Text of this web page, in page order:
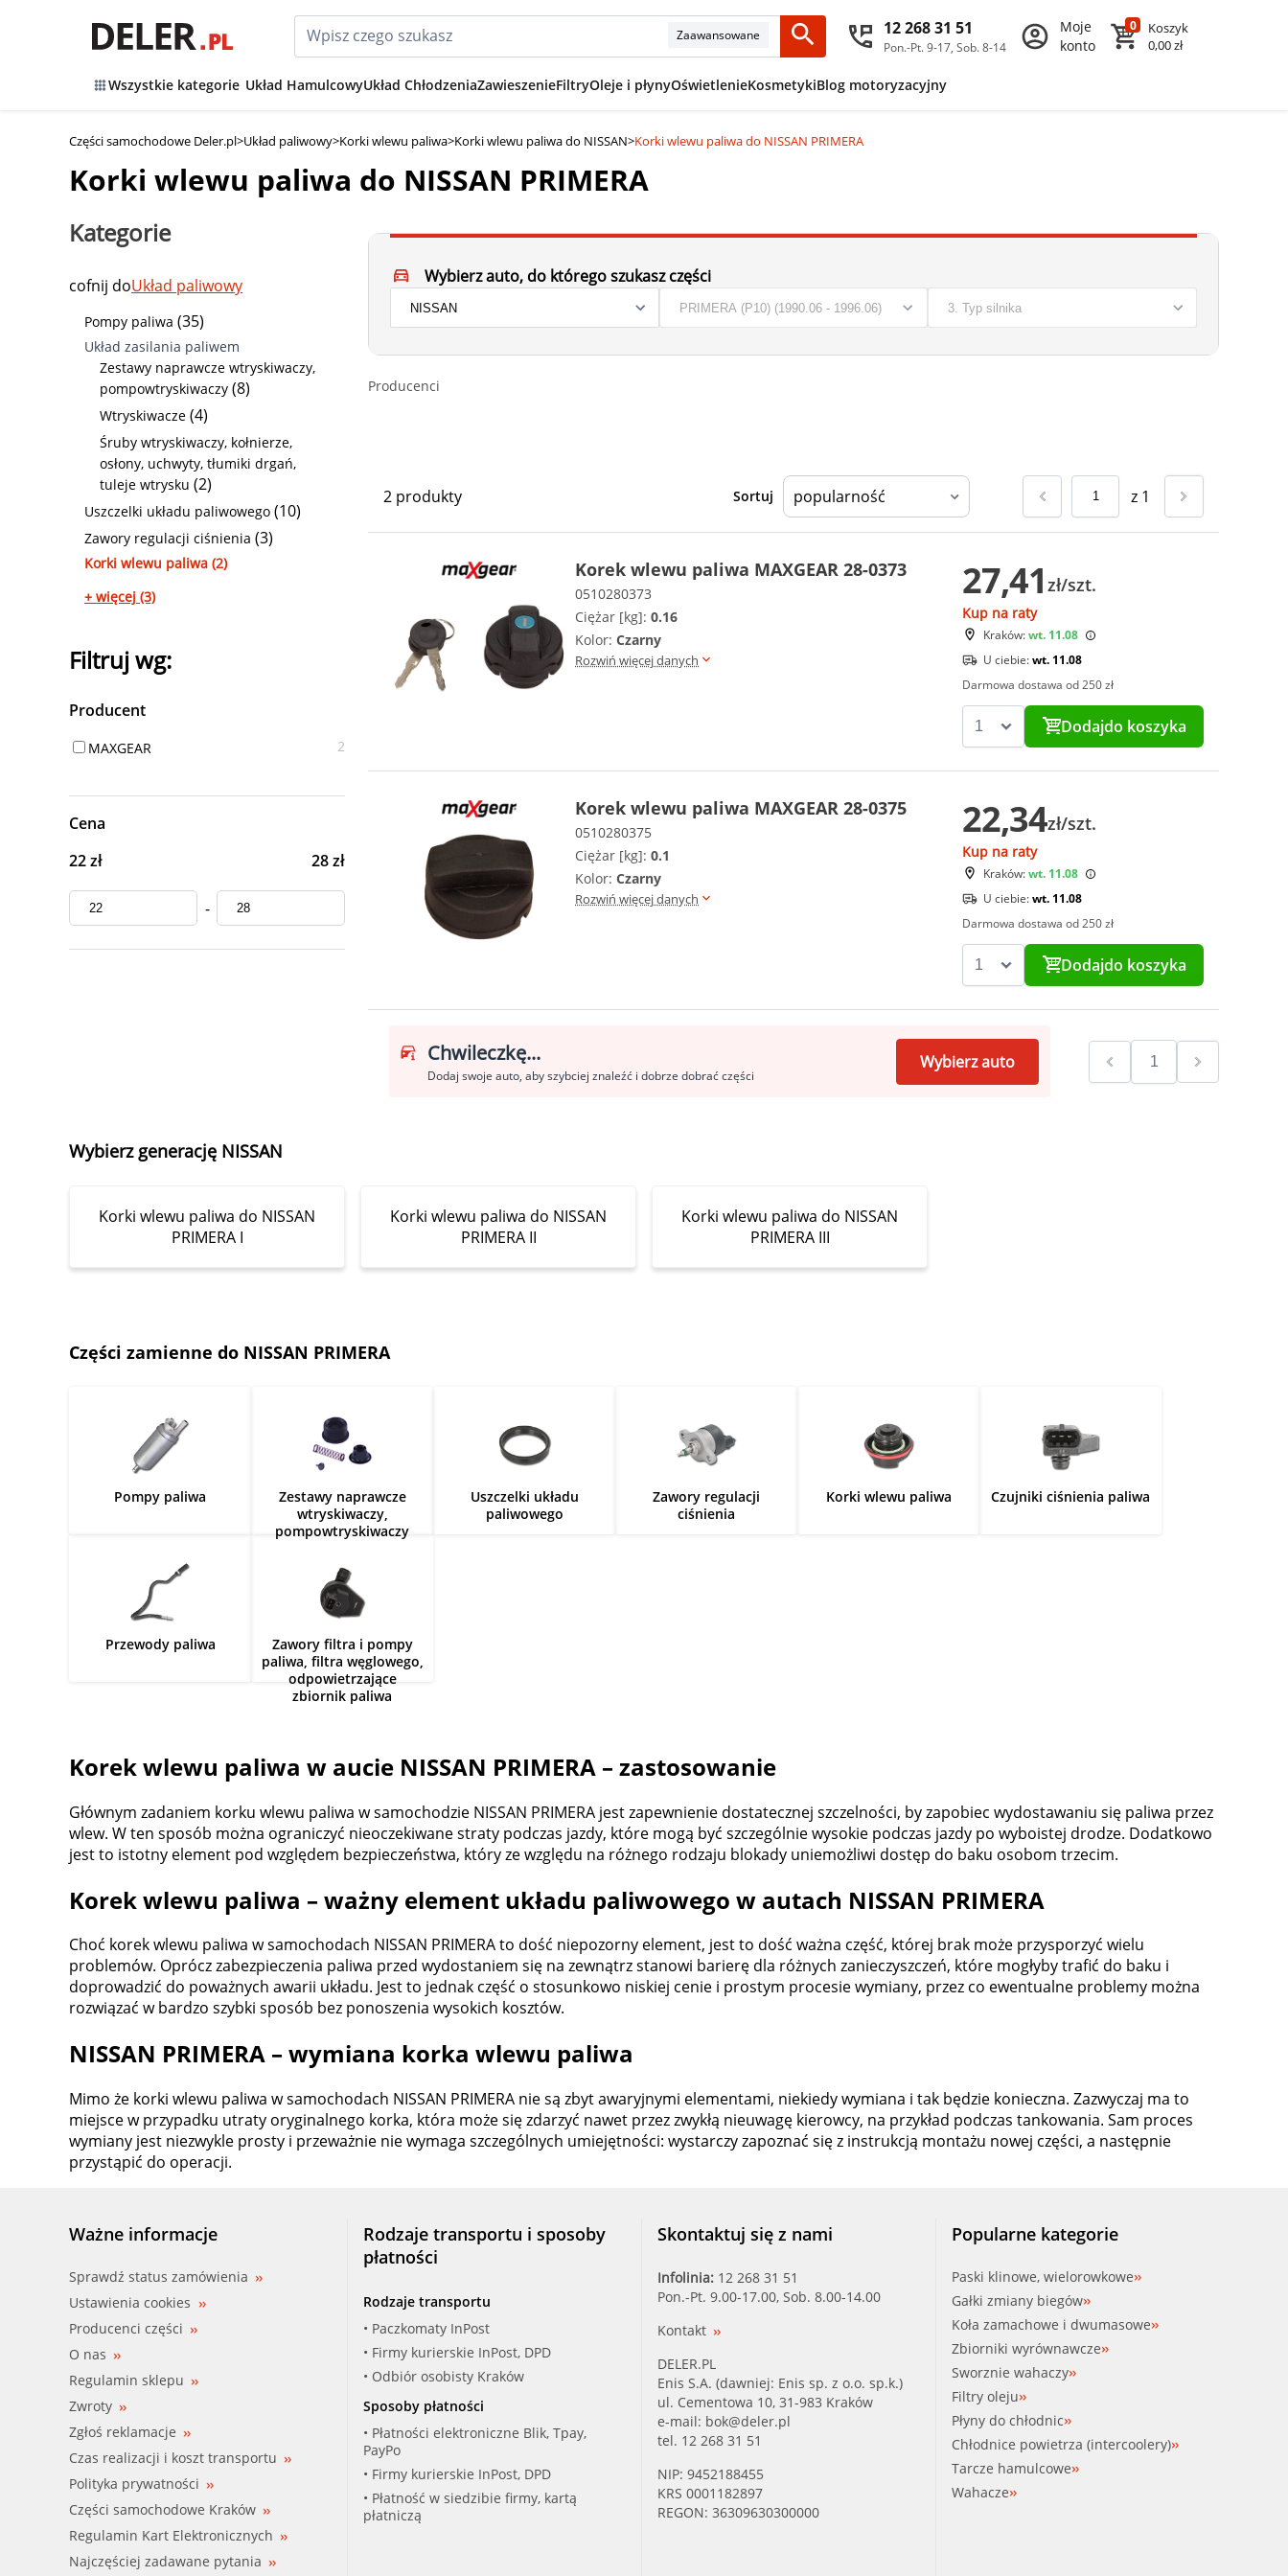
Zaawansowane 12 268 31 51
Pon.-Pt. 9-17, Sob. 8-14
Moje
konto
0
Koszyk
0,00 zł
Wszystkie kategorie Układ HamulcowyUkład ChłodzeniaZawieszenieFiltryOleje i płynyOświetlenieKosmetykiBlog motoryzacyjny
Części samochodowe Deler.pl>Układ paliwowy>Korki wlewu paliwa>Korki wlewu paliwa do NISSAN>Korki wlewu paliwa do NISSAN PRIMERA
Korki wlewu paliwa do NISSAN PRIMERA
Kategorie
cofnij doUkład paliwowy
Pompy paliwa (35)
Układ zasilania paliwem
Zestawy naprawcze wtryskiwaczy,
pompowtryskiwaczy (8)
Wtryskiwacze (4)
Śruby wtryskiwaczy, kołnierze,
osłony, uchwyty, tłumiki drgań,
tuleje wtrysku (2)
Uszczelki układu paliwowego (10)
Zawory regulacji ciśnienia (3)
Korki wlewu paliwa (2)
+ więcej (3)
Filtruj wg:
Producent
MAXGEAR 2
Cena
22 zł
28 zł
-
Wybierz auto, do którego szukasz części
Producenci
2 produkty Sortuj z 1
Korek wlewu paliwa MAXGEAR 28-0373
0510280373
Ciężar [kg]: 0.16
Kolor: Czarny
Rozwiń więcej danych
27,41 zł/szt.
Kup na raty
Kraków:wt. 11.08
U ciebie:wt. 11.08
Darmowa dostawa od 250 zł
Dodajdo koszyka
Korek wlewu paliwa MAXGEAR 28-0375
0510280375
Ciężar [kg]: 0.1
Kolor: Czarny
Rozwiń więcej danych
22,34zł/szt.
Kup na raty
Kraków:wt. 11.08
U ciebie:wt. 11.08
Darmowa dostawa od 250 zł
Dodajdo koszyka
Chwileczkę...
Dodaj swoje auto, aby szybciej znaleźć i dobrze dobrać części
Wybierz auto
Wybierz generację NISSAN
Korki wlewu paliwa do NISSAN
PRIMERA I
Korki wlewu paliwa do NISSAN
PRIMERA II
Korki wlewu paliwa do NISSAN
PRIMERA III
Części zamienne do NISSAN PRIMERA
Pompy paliwa
Zestawy naprawcze
wtryskiwaczy,
pompowtryskiwaczy
Uszczelki układu
paliwowego
Zawory regulacji
ciśnienia
Korki wlewu paliwa Czujniki ciśnienia paliwa
Przewody paliwa
Zawory filtra i pompy
paliwa, filtra węglowego,
odpowietrzające
zbiornik paliwa
Korek wlewu paliwa w aucie NISSAN PRIMERA – zastosowanie
Głównym zadaniem korku wlewu paliwa w samochodzie NISSAN PRIMERA jest zapewnienie dostatecznej szczelności, by zapobiec wydostawaniu się paliwa przez
wlew. W ten sposób można ograniczyć nieoczekiwane straty podczas jazdy, które mogą być szczególnie wysokie podczas jazdy po wyboistej drodze. Dodatkowo
jest to istotny element pod względem bezpieczeństwa, który ze względu na różnego rodzaju blokady uniemożliwi dostęp do baku osobom trzecim.
Korek wlewu paliwa – ważny element układu paliwowego w autach NISSAN PRIMERA
Choć korek wlewu paliwa w samochodach NISSAN PRIMERA to dość niepozorny element, jest to dość ważna część, której brak może przysporzyć wielu
problemów. Oprócz zabezpieczenia paliwa przed wydostaniem się na zewnątrz stanowi barierę dla różnych zanieczyszczeń, które mogłyby trafić do baku i
doprowadzić do poważnych awarii układu. Jest to jednak część o stosunkowo niskiej cenie i prostym procesie wymiany, przez co ewentualne problemy można
rozwiązać w bardzo szybki sposób bez ponoszenia wysokich kosztów.
NISSAN PRIMERA – wymiana korka wlewu paliwa
Mimo że korki wlewu paliwa w samochodach NISSAN PRIMERA nie są zbyt awaryjnymi elementami, niekiedy wymiana i tak będzie konieczna. Zazwyczaj ma to
miejsce w przypadku utraty oryginalnego korka, która może się zdarzyć nawet przez zwykłą nieuwagę kierowcy, na przykład podczas tankowania. Sam proces
wymiany jest niezwykle prosty i przeważnie nie wymaga szczególnych umiejętności: wystarczy zapoznać się z instrukcją montażu nowej części, a następnie
przystąpić do operacji.
Ważne informacje
Sprawdź status zamówienia
Ustawienia cookies
Producenci części
O nas
Regulamin sklepu
Zwroty
Zgłoś reklamacje
Czas realizacji i koszt transportu
Polityka prywatności
Części samochodowe Kraków
Regulamin Kart Elektronicznych
Najczęściej zadawane pytania
Rodzaje transportu i sposoby
płatności
Rodzaje transportu
• Paczkomaty InPost
• Firmy kurierskie InPost, DPD
• Odbiór osobisty Kraków
Sposoby płatności
• Płatności elektroniczne Blik, Tpay,
PayPo
• Firmy kurierskie InPost, DPD
• Płatność w siedzibie firmy, kartą
płatniczą
Skontaktuj się z nami
Infolinia: 12 268 31 51
Pon.-Pt. 9.00-17.00, Sob. 8.00-14.00
Kontakt
DELER.PL
Enis S.A. (dawniej: Enis sp. z o.o. sp.k.)
ul. Cementowa 10, 31-983 Kraków
e-mail: bok@deler.pl
tel. 12 268 31 51
NIP: 9452188455
KRS 0001182897
REGON: 36309630300000
Popularne kategorie
Paski klinowe, wielorowkowe
Gałki zmiany biegów
Koła zamachowe i dwumasowe
Zbiorniki wyrównawcze
Sworznie wahaczy
Filtry oleju
Płyny do chłodnic
Chłodnice powietrza (intercoolery)
Tarcze hamulcowe
Wahacze